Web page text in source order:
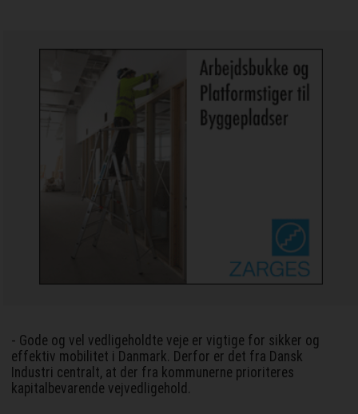
- Gode og vel vedligeholdte veje er vigtige for sikker og
effektiv mobilitet i Danmark. Derfor er det fra Dansk
Industri centralt, at der fra kommunerne prioriteres
kapitalbevarende vejvedligehold.